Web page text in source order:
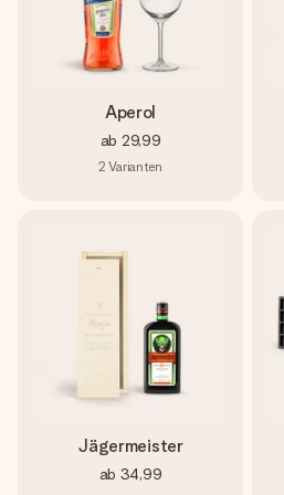
Montag - Freitag : 8:30 - 17:00
Samstag - Sonntag : 8:30 -
Aperol
ab 29,99
2 Varianten
Jägermeister
ab 34,99